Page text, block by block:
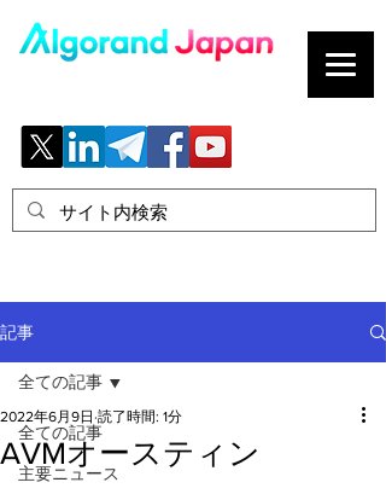
記事
全ての記事
主要ニュース
全ての記事
AVMオースティン
2022年6月9日 読了時間: 1分